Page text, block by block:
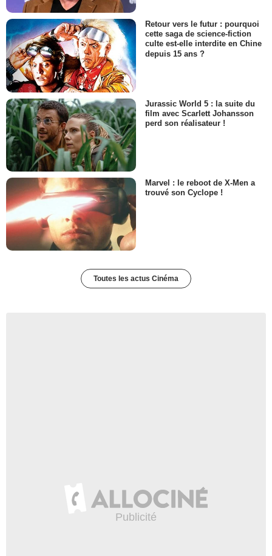
Retour vers le futur : pourquoi
cette saga de science-fiction
culte est-elle interdite en Chine
depuis 15 ans ?
Jurassic World 5 : la suite du
film avec Scarlett Johansson
perd son réalisateur !
Marvel : le reboot de X-Men a
trouvé son Cyclope !
Toutes les actus Cinéma